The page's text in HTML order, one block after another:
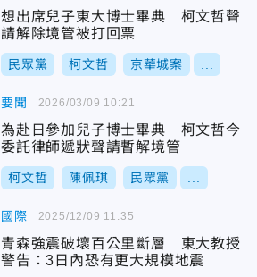
想出席兒子東大博士畢典 柯文哲聲
請解除境管被打回票
民眾黨 柯文哲 京華城案
要聞
為赴日參加兒子博士畢典 柯文哲今
委託律師遞狀聲請暫解境管
柯文哲 陳佩琪 民眾黨
2026/03/09 10:21
國際
青森強震破壞百公里斷層 東大教授
警告：3日內恐有更大規模地震
2025/12/09 11:35